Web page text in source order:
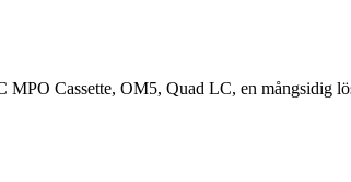
Cassette, OM5, Quad LC, en mångsidig